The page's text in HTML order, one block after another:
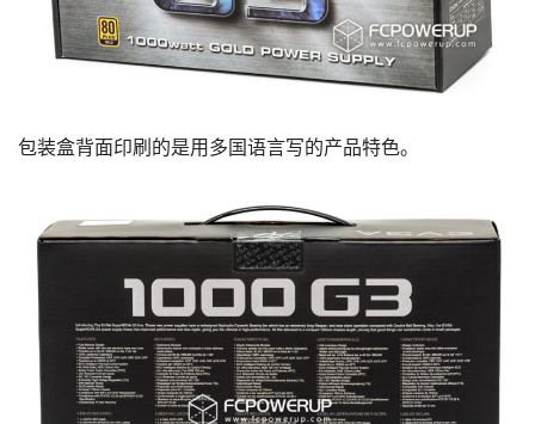
包装盒背面印刷的是用多国语言写的产品特色。